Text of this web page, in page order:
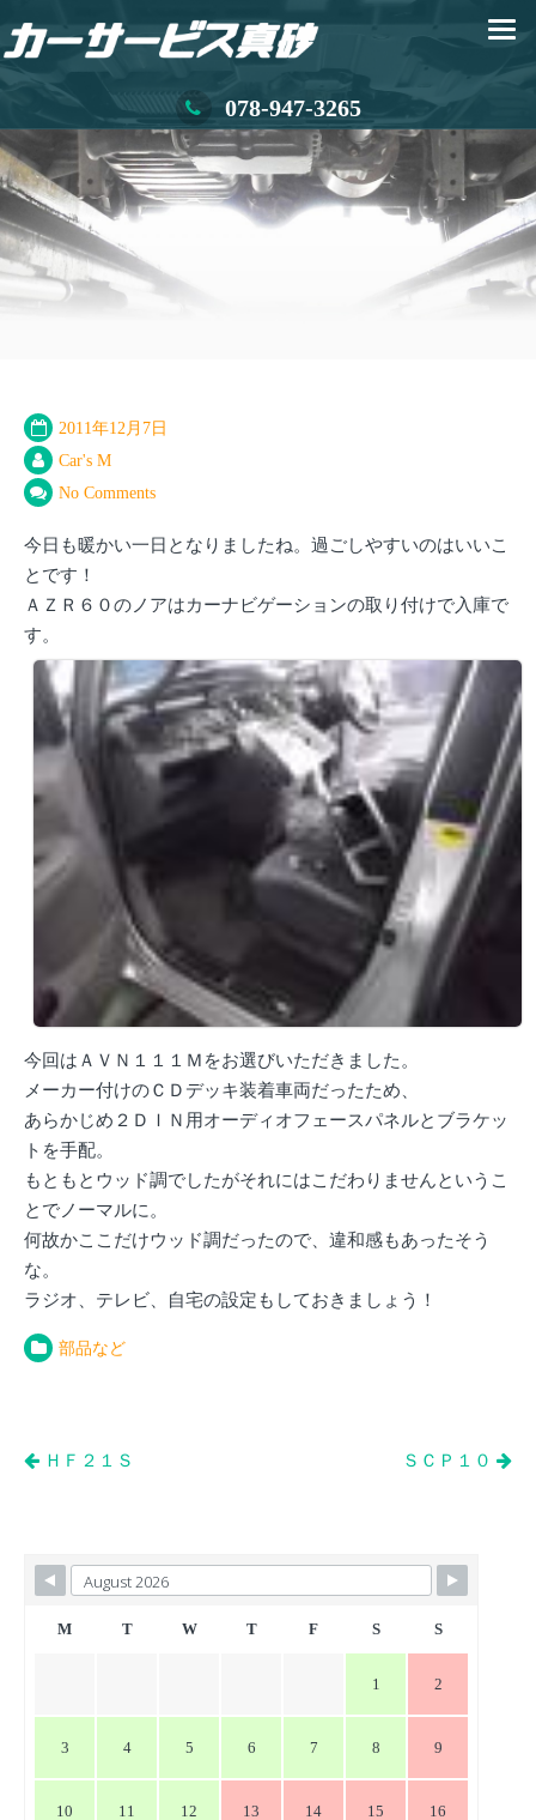
078-947-3265
2011年12月7日
Car's M
No Comments
今日も暖かい一日となりましたね。過ごしやすいのはいいこ
とです！
ＡＺＲ６０のノアはカーナビゲーションの取り付けで入庫で
す。
今回はＡＶＮ１１１Ｍをお選びいただきました。
メーカー付けのＣＤデッキ装着車両だったため、
あらかじめ２ＤＩＮ用オーディオフェースパネルとブラケッ
トを手配。
もともとウッド調でしたがそれにはこだわりませんというこ
とでノーマルに。
何故かここだけウッド調だったので、違和感もあったそう
な。
ラジオ、テレビ、自宅の設定もしておきましょう！
部品など
投
ビ
ゲ
ＨＦ２１Ｓ ＳＣＰ１０
M T W T F S S
1 2
3 4 5 6 7 8 9
10 11 12 13 14 15 16